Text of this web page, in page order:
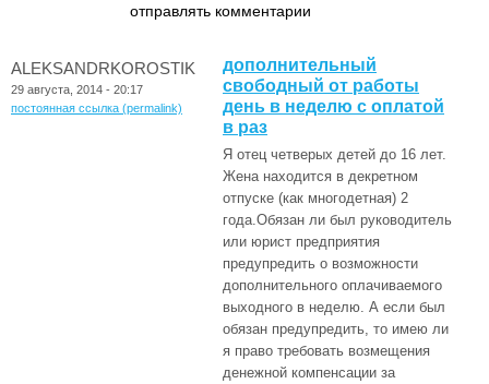
отправлять комментарии
ALEKSANDRKOROSTIK
29 августа, 2014 - 20:17
постоянная ссылка (permalink)
дополнительный
свободный от работы
день в неделю с оплатой
в раз
Я отец четверых детей до 16 лет.
Жена находится в декретном
отпуске (как многодетная) 2
года.Обязан ли был руководитель
или юрист предприятия
предупредить о возможности
дополнительного оплачиваемого
выходного в неделю. А если был
обязан предупредить, то имею ли
я право требовать возмещения
денежной компенсации за